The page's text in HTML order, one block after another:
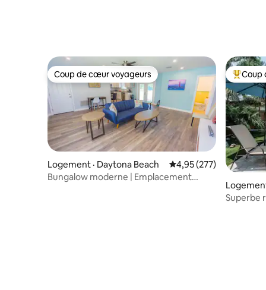
Coup de cœur voyageurs
Coup de cœur voyageurs
Logement · Daytona Beach Note moyenne de
4,95 (277)
Bungalow moderne | Emplacement
Coup
Coup
Superbe